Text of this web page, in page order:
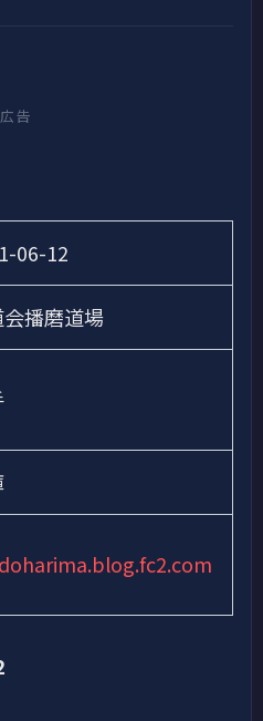
広告
06-12
播磨道場